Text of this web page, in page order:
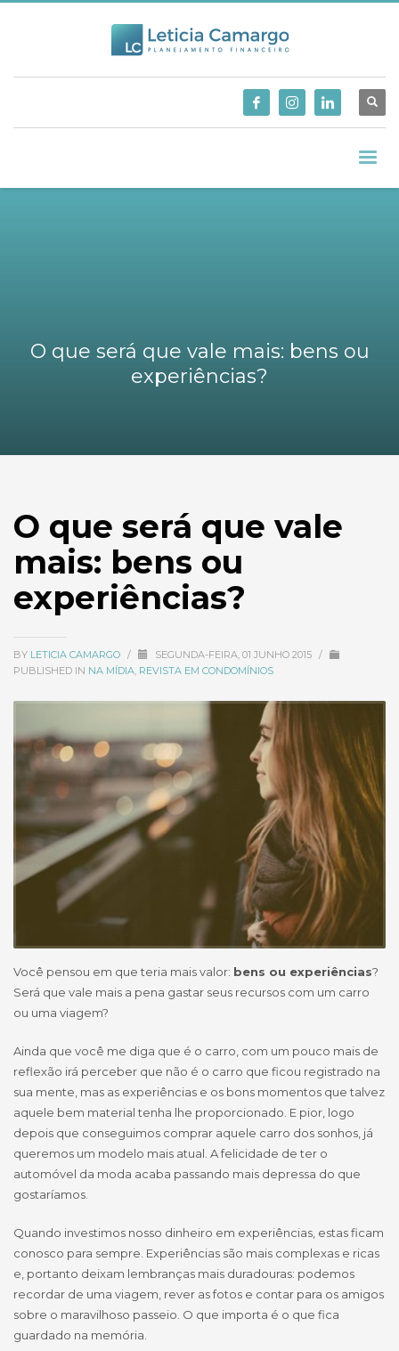
O que será que vale mais: bens ou
experiências?
O que será que vale
mais: bens ou
experiências?
BY LETICIA CAMARGO / SEGUNDA-FEIRA, 01 JUNHO 2015 /
PUBLISHED IN NA MÍDIA REVISTA EM CONDOMÍNIOS
Você pensou em que teria mais valor: bens ou experiências?
Será que vale mais a pena gastar seus recursos com um carro
ou uma viagem?
Ainda que você me diga que é o carro, com um pouco mais de
reflexão irá perceber que não é o carro que ficou registrado na
sua mente, mas as experiências e os bons momentos que talvez
aquele bem material tenha lhe proporcionado. E pior, logo
depois que conseguimos comprar aquele carro dos sonhos, já
queremos um modelo mais atual. A felicidade de ter o
automóvel da moda acaba passando mais depressa do que
gostaríamos.
Quando investimos nosso dinheiro em experiências, estas ficam
conosco para sempre. Experiências são mais complexas e ricas
e, portanto deixam lembranças mais duradouras: podemos
recordar de uma viagem, rever as fotos e contar para os amigos
sobre o maravilhoso passeio. O que importa é o que fica
guardado na memória.